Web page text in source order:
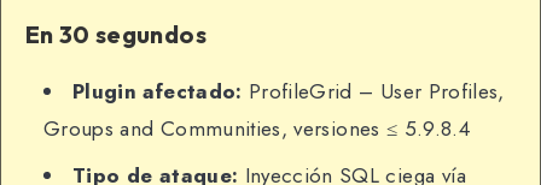
En 30 segundos
Plugin afectado: ProfileGrid – User Profiles,
Groups and Communities, versiones ≤ 5.9.8.4
Tipo de ataque: Inyección SQL ciega vía